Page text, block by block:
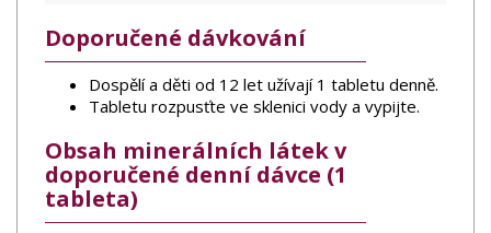
Doporučené dávkování
Dospělí a děti od 12 let užívají 1 tabletu denně.
Tabletu rozpusťte ve sklenici vody a vypijte.
Obsah minerálních látek v
doporučené denní dávce (1
tableta)